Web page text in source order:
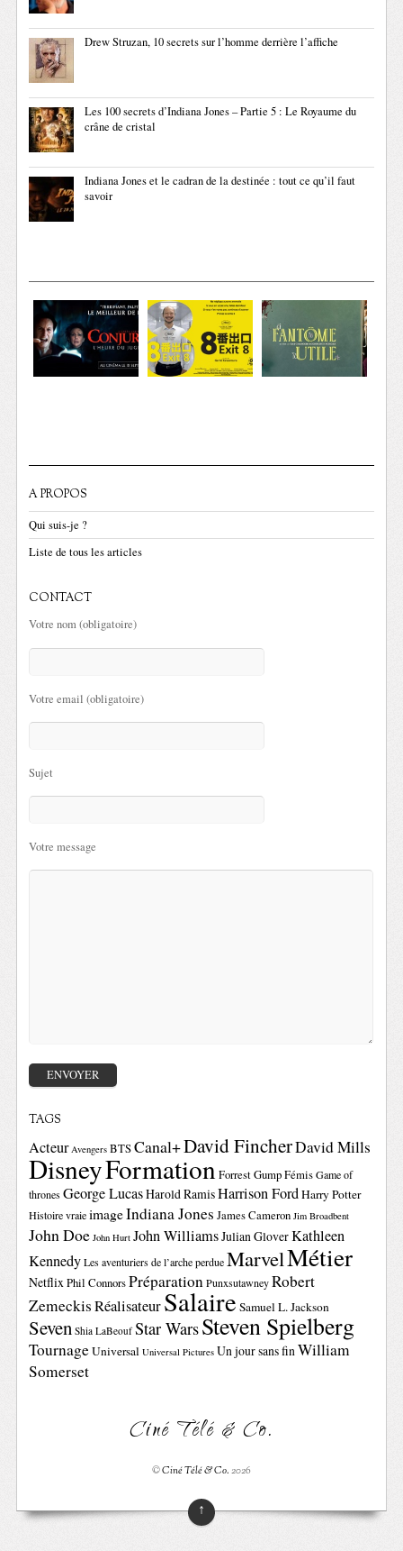
Drew Struzan, 10 secrets sur l’homme derrière l’affiche
Les 100 secrets d’Indiana Jones – Partie 5 : Le Royaume du
crâne de cristal
Indiana Jones et le cadran de la destinée : tout ce qu’il faut
savoir
A PROPOS
Qui suis-je ?
Liste de tous les articles
CONTACT
Votre nom (obligatoire)
Votre email (obligatoire)
Sujet
Votre message
TAGS
Acteur Avengers BTSCanal+David FincherDavid Mills
DisneyFormationForrest GumpFémis Game of
thrones George LucasHarold RamisHarrison FordHarry Potter
Histoire vraie imageIndiana Jones James Cameron Jim Broadbent
John Doe John Hurt John WilliamsJulian GloverKathleen
Kennedy Les aventuriers de l’arche perdue MarvelMétier
NetflixPhil ConnorsPréparation Punxsutawney Robert
ZemeckisRéalisateurSalaire Samuel L. Jackson
Seven Shia LaBeouf Star WarsSteven Spielberg
TournageUniversal Universal Pictures Un jour sans finWilliam
Somerset
Ciné Télé & Co.
©Ciné Télé & Co.2026
↑